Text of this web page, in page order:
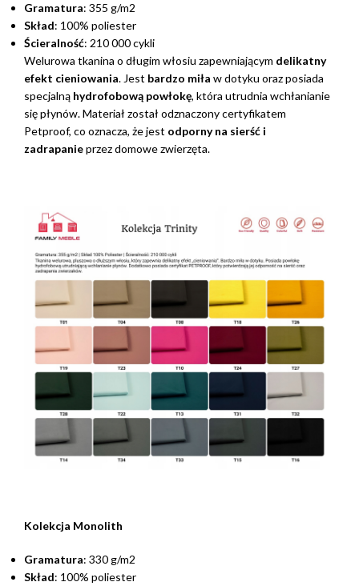
Gramatura: 355 g/m2
Skład: 100% poliester
Ścieralność: 210 000 cykli
Welurowa tkanina o długim włosiu zapewniającym delikatny
efekt cieniowania. Jest bardzo miła w dotyku oraz posiada
specjalną hydrofobową powłokę, która utrudnia wchłanianie
się płynów. Materiał został odznaczony certyfikatem
Petproof, co oznacza, że jest odporny na sierść i
zadrapanieprzez domowe zwierzęta.
Kolekcja Monolith
Gramatura: 330 g/m2
Skład: 100% poliester